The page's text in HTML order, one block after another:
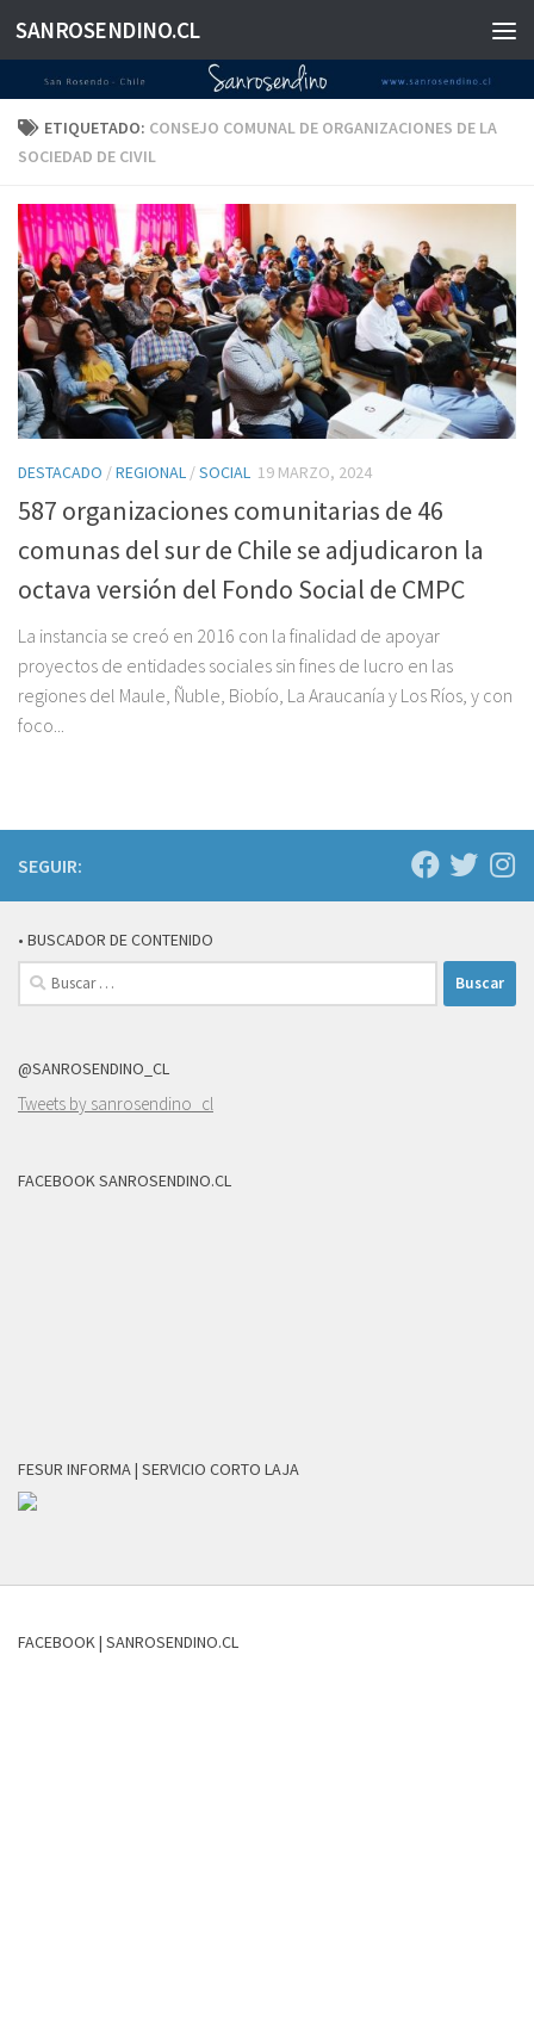
Saltar al contenido
SANROSENDINO.CL
ETIQUETADO: CONSEJO COMUNAL DE ORGANIZACIONES DE LA
SOCIEDAD DE CIVIL
DESTACADO /REGIONAL /SOCIAL 19 MARZO, 2024
587 organizaciones comunitarias de 46
comunas del sur de Chile se adjudicaron la
octava versión del Fondo Social de CMPC
La instancia se creó en 2016 con la finalidad de apoyar
proyectos de entidades sociales sin fines de lucro en las
regiones del Maule, Ñuble, Biobío, La Araucanía y Los Ríos, y con
foco...
SEGUIR:
• BUSCADOR DE CONTENIDO
Buscar:
@SANROSENDINO_CL
Tweets by sanrosendino_cl
FACEBOOK SANROSENDINO.CL
FESUR INFORMA | SERVICIO CORTO LAJA
FACEBOOK | SANROSENDINO.CL